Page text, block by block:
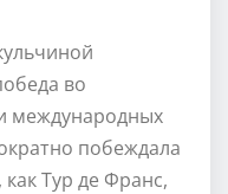
во
международных
побеждала
Тур де Франс,